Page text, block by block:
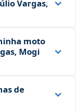
Vargas,
moto
Mogi
de